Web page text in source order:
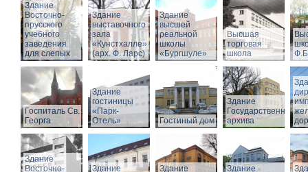
Здание
Восточно-
прусского
учебного
заведения
для слепых
Здание
выставочного
зала
«Кунстхалле»
(арх. Ф. Ларс)
Здание
высшей
реальной
школы
«Бургшуле»
Высшая
торговая
школа
Госпиталь Св.
Георга
Здание
гостиницы
«Парк-
Отель»
Гостиный дом
Здание
Государственного
архива
Здание
Восточно-
Здание
Здание
Здание